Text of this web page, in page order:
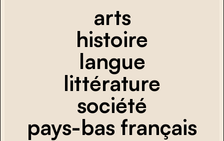
arts
histoire
langue
littérature
société
pays-bas français